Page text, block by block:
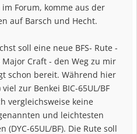
Forum, komme aus der
auf Barsch und Hecht.
soll eine neue BFS- Rute -
Craft - den Weg zu mir
schon bereit. Während hier
zur Benkei BIC-65UL/BF
vergleichsweise keine
und leichtesten
(DYC-65UL/BF). Die Rute soll